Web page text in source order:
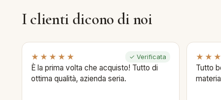
I clienti dicono di noi
★★★★★ ✓ Verificata
È la prima volta che acquisto! Tutto di
ottima qualità, azienda seria.
Tutto